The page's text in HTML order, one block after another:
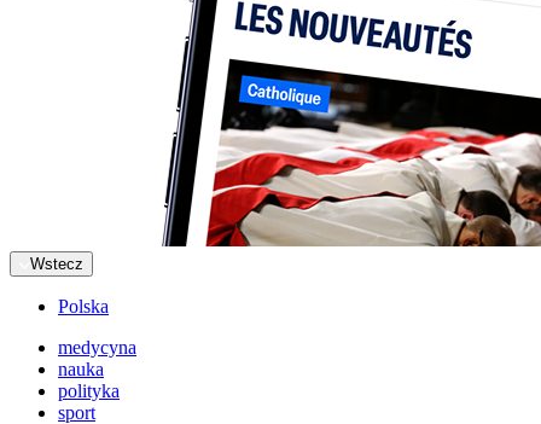
Wstecz
Polska
medycyna
nauka
polityka
sport